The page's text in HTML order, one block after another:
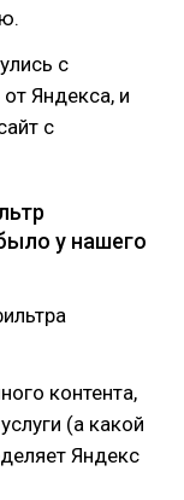
с
Яндекса, и
с
у нашего
контента,
(а какой
Яндекс